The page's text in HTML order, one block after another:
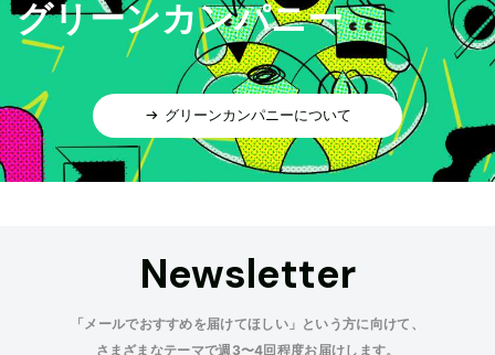
グリーンカンパニー
グリーンカンパニーについて
Newsletter
「メールでおすすめを届けてほしい」という方に向けて、
さまざまなテーマで週3〜4回程度お届けします。